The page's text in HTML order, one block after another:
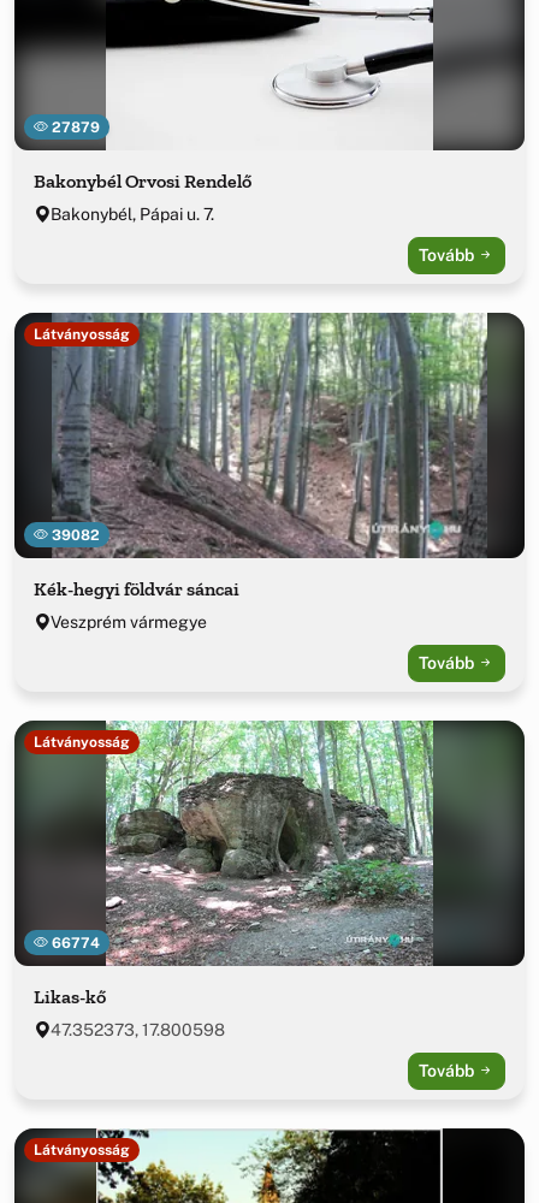
27879
Bakonybél Orvosi Rendelő
Bakonybél, Pápai u. 7.
Tovább
39082
Látványosság
Kék-hegyi földvár sáncai
Veszprém vármegye
Tovább
66774
Látványosság
Likas-kő
47.352373, 17.800598
Tovább
Látványosság